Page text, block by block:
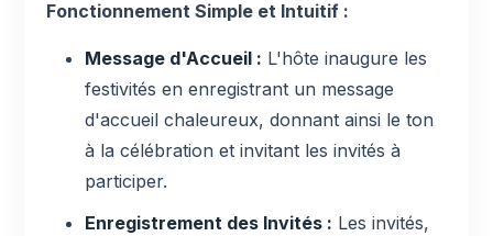
Fonctionnement Simple et Intuitif :
Message d'Accueil : L'hôte inaugure les
festivités en enregistrant un message
d'accueil chaleureux, donnant ainsi le ton
à la célébration et invitant les invités à
participer.
Enregistrement des Invités : Les invités,